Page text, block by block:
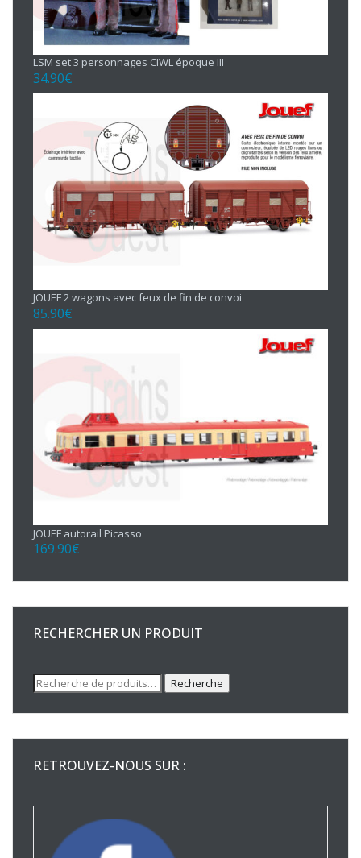
LSM set 3 personnages CIWL époque III
34.90€
JOUEF 2 wagons avec feux de fin de convoi
85.90€
JOUEF autorail Picasso
169.90€
RECHERCHER UN PRODUIT
Recherche
pour :
Recherche
RETROUVEZ-NOUS SUR :